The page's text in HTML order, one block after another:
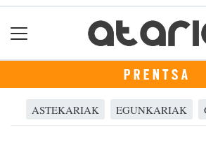
PRENTSA
ASTEKARIAK EGUNKARIAK